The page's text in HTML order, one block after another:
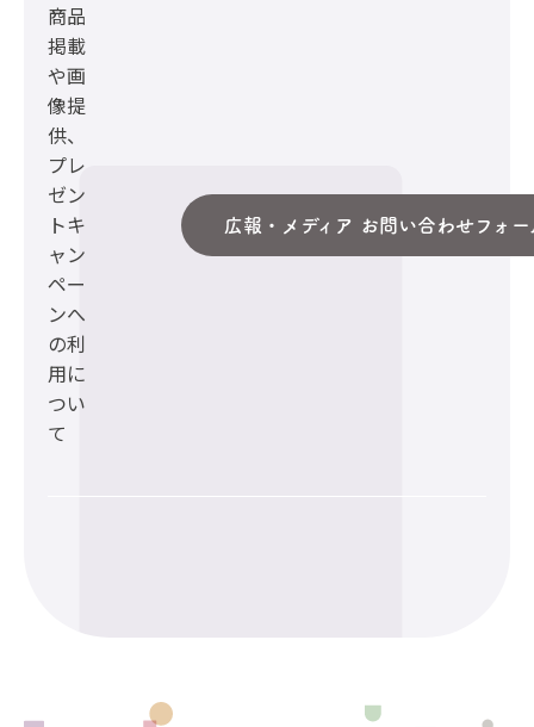
商品
掲載
や画
像提
供、
プレ
ゼン
トキ
ャン
ペー
ンへ
の利
用に
つい
て
広報・メディア お問い合わせフォー